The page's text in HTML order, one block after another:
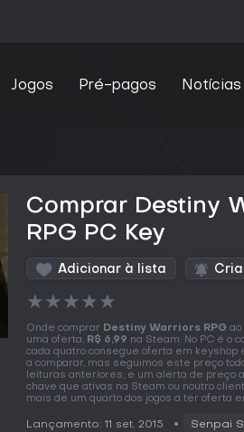
Jogos Pré-pagos Notícias
Comprar Destiny
RPG PC Key
Adicionar à lista
★★★★★
Onde comprar Destiny Warriors RPG ao
uma oferta, R$ 6,99 na Steam. No PC é o
cada quatro consegue oferta em keyshop
a comparar, mas seguimos este preço
leituras anteriores, e um alerta de preço
chave que ativas na Steam ou noutro
mais de um quarto dos jogos a ter oferta
Lançamento: 11 set. 2015 Senpai